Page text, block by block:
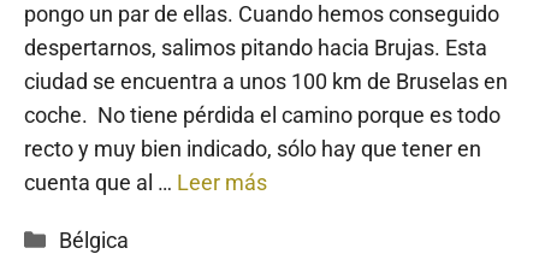
pongo un par de ellas. Cuando hemos conseguido
despertarnos, salimos pitando hacia Brujas. Esta
ciudad se encuentra a unos 100 km de Bruselas en
coche. No tiene pérdida el camino porque es todo
recto y muy bien indicado, sólo hay que tener en
cuenta que al … Leer más
Categorías
Bélgica